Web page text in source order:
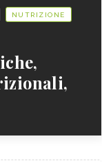
NUTRIZIONE